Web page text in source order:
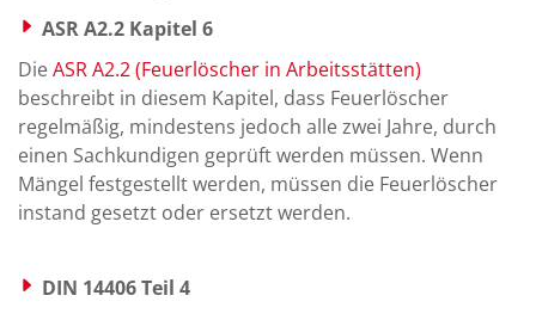
ASR A2.2 Kapitel 6
DieASR A2.2 (Feuerlöscher in Arbeitsstätten)
beschreibt in diesem Kapitel, dass Feuerlöscher
regelmäßig, mindestens jedoch alle zwei Jahre, durch
einen Sachkundigen geprüft werden müssen. Wenn
Mängel festgestellt werden, müssen die Feuerlöscher
instand gesetzt oder ersetzt werden.
DIN 14406 Teil 4